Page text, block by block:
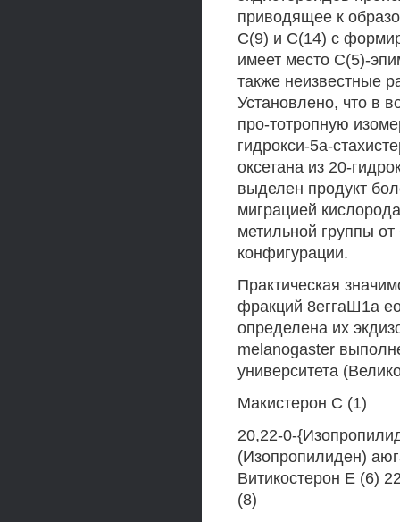
приводящее к
С(9) и С(14) с
имеет место С(5)-
также неизвестные
Установлено, что в
про-тотропную
гидрокси-5а-
оксетана из 20-
выделен продукт
миграцией
метильной группы
конфигурации.
Практическая
фракций 8еггаШ1а
определена их
melanogaster
университета
Макистерон С (1)
20,22-0-
(Изопропилиден)
Витикостерон Е (6)
(8)